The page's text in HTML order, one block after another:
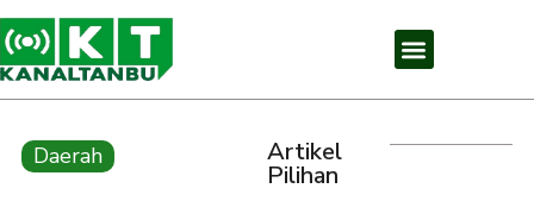
Daerah Artikel
Pilihan